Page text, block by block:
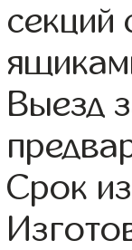
Выезд
Срок